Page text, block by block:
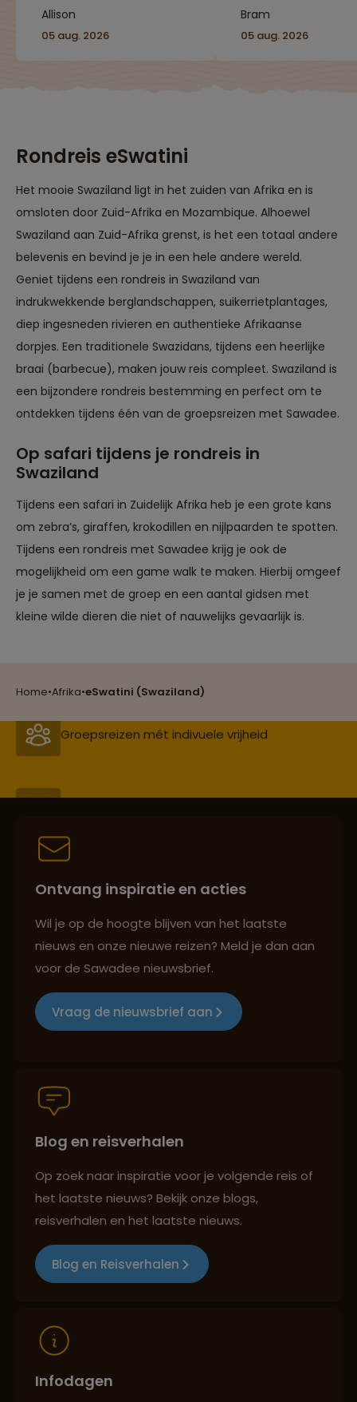
Home•Afrika•eSwatini (Swaziland)
Allison
05 aug. 2026
Bram
05 aug. 2026
Rondreis eSwatini
Het mooie Swaziland ligt in het zuiden van Afrika en is
omsloten door Zuid-Afrika en Mozambique. Alhoewel
Swaziland aan Zuid-Afrika grenst, is het een totaal andere
belevenis en bevind je je in een hele andere wereld.
Geniet tijdens een rondreis in Swaziland van
indrukwekkende berglandschappen, suikerrietplantages,
diep ingesneden rivieren en authentieke Afrikaanse
dorpjes. Een traditionele Swazidans, tijdens een heerlijke
braai (barbecue), maken jouw reis compleet. Swaziland is
een bijzondere rondreis bestemming en perfect om te
ontdekken tijdens één van de groepsreizen met Sawadee.
Op safari tijdens je rondreis in
Swaziland
Tijdens een safari in Zuidelijk Afrika heb je een grote kans
om zebra’s, giraffen, krokodillen en nijlpaarden te spotten.
Tijdens een rondreis met Sawadee krijg je ook de
mogelijkheid om een game walk te maken. Hierbij omgeef
je je samen met de groep en een aantal gidsen met
kleine wilde dieren die niet of nauwelijks gevaarlijk is.
Reizen met oog voor mens, cultuur en milieu
Groepsreizen mét indivuele vrijheid
Best beoordeelde reisroutes
Groepsreizen mét indivuele vrijheid
Best beoordeelde reisroutes
Reizen met oog voor mens, cultuur en milieu
Ontvang inspiratie en acties
Wil je op de hoogte blijven van het laatste
nieuws en onze nieuwe reizen? Meld je dan aan
voor de Sawadee nieuwsbrief.
Vraag de nieuwsbrief aan
Blog en reisverhalen
Op zoek naar inspiratie voor je volgende reis of
het laatste nieuws? Bekijk onze blogs,
reisverhalen en het laatste nieuws.
Blog en Reisverhalen
Infodagen